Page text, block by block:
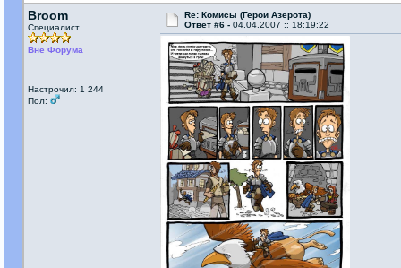
Broom
Специалист
Вне Форума
Настрочил: 1 244
Пол:
Re: Комисы (Герои Азерота)
Ответ #6 - 04.04.2007 :: 18:19:22